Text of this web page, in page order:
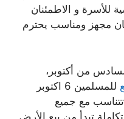
للأسرة و الاطمئنان
مجهز ومناسب يحترم
من أكتوبر،
للمسلمين 6 اكتوبر
مع جميع
تبدأ من بيع الأرض